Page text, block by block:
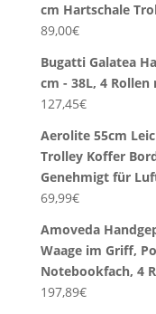
cm Hartschale
89,00€
Bugatti Galatea
cm - 38L, 4 Rollen
127,45€
Aerolite 55cm
Trolley Koffer
Genehmigt für
69,99€
Amoveda
Waage im Griff,
Notebookfach, 4
197,89€